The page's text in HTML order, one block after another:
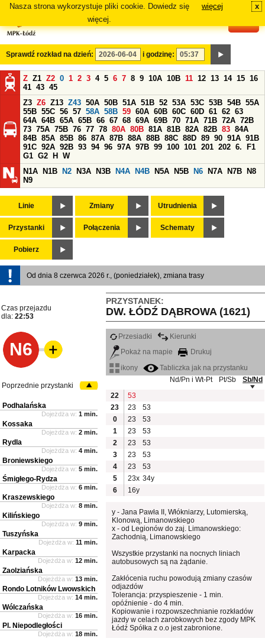
Nasza strona wykorzystuje pliki cookie. Dowiedz się
więcej.
więcej x
Sprawdź rozkład na dzień: i godzinę:
Z Z1 Z2 0 1 2 3 4 5 6 7 8 9 10A 10B 11 12 13 14 15 16
41 43 45
Z3 Z6 Z13 Z43 50A 50B 51A 51B 52 53A 53C 53B 54B 55A
55B 55C 56 57 58A 58B 59 60A 60B 60C 60D 61 62 63
64A 64B 65A 65B 66 67 68 69A 69B 70 71A 71B 72A 72B
73 75A 75B 76 77 78 80A 80B 81A 81B 82A 82B 83 84A
84B 85A 85B 86 87A 87B 88A 88B 88C 88D 89 90 91A 91B
91C 92A 92B 93 94 96 97A 97B 99 100 101 201 202 6.
F1
G1 G2 H
W
N1A
N1B N2 N3A N3B N4A N4B N5A N5B N6 N7A N7B
N8
N9
Linie Zmiany Utrudnienia
Przystanki Połączenia Schematy
Pobierz
Od dnia 8 czerwca 2026 r., (poniedziałek), zmiana trasy
PRZYSTANEK:
DW. ŁÓDŹ DĄBROWA (1621)
Czas przejazdu
dla: 22:53
N6
Przesiadki
Kierunki
Pokaż na mapie
Drukuj
ikony
Tabliczka jak na przystanku
Nd/Pn i Wt-Pt
Pt/Sb
Sb/Nd
22
53
23
23
53
0
23
53
1
23
53
2
23
53
3
23
53
4
23
53
5
23x 34y
6
16y
y - Jana Pawła II, Włókniarzy, Lutomierską,
Klonową, Limanowskiego
x - od Legionów do zaj. Limanowskiego:
Zachodnią, Limanowskiego
Wszystkie przystanki na nocnych liniach
autobusowych są na żądanie.
Zakłócenia ruchu powodują zmiany czasów
odjazdów
Tolerancja: przyspieszenie - 1 min.
opóźnienie - do 4 min.
Kopiowanie i rozpowszechnianie rozkładów
jazdy w celach zarobkowych bez zgody MPK
Łódź Spółka z o.o jest zabronione.
Poprzednie przystanki
Podhalańska
Dojeżdża w: 1 min.
Kossaka
Dojeżdża w: 2 min.
Rydla
Dojeżdża w: 4 min.
Broniewskiego
Dojeżdża w: 5 min.
Śmigłego-Rydza
Dojeżdża w: 6 min.
Kraszewskiego
Dojeżdża w: 8 min.
Kilińskiego
Dojeżdża w: 9 min.
Tuszyńska
Dojeżdża w: 11 min.
Karpacka
Dojeżdża w: 12 min.
Zaolziańska
Dojeżdża w: 13 min.
Rondo Lotników Lwowskich
Dojeżdża w: 14 min.
Wólczańska
Dojeżdża w: 16 min.
Pl. Niepodległości
Dojeżdża w: 18 min.